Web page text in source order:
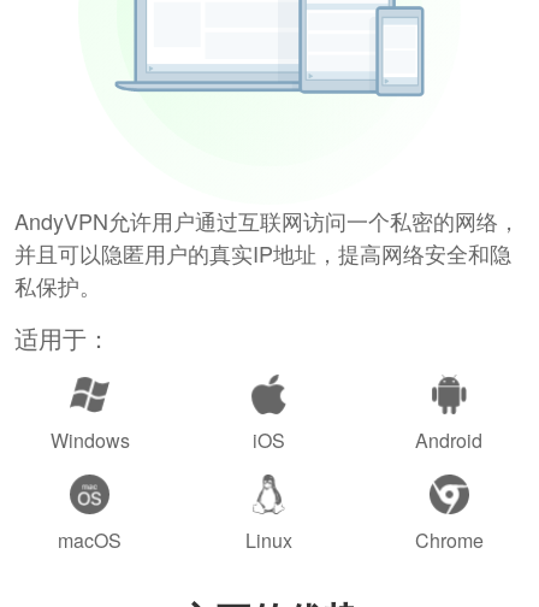
AndyVPN允许用户通过互联网访问一个私密的网络，
并且可以隐匿用户的真实IP地址，提高网络安全和隐
私保护。
适用于：
Windows iOS Android
macOS Linux Chrome